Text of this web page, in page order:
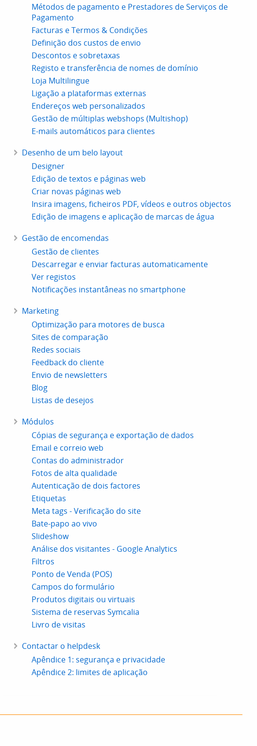
Métodos de pagamento e Prestadores de Serviços de
Pagamento
Facturas e Termos & Condições
Definição dos custos de envio
Descontos e sobretaxas
Registo e transferência de nomes de domínio
Loja Multilingue
Ligação a plataformas externas
Endereços web personalizados
Gestão de múltiplas webshops (Multishop)
E-mails automáticos para clientes
Desenho de um belo layout
Designer
Edição de textos e páginas web
Criar novas páginas web
Insira imagens, ficheiros PDF, vídeos e outros objectos
Edição de imagens e aplicação de marcas de água
Gestão de encomendas
Gestão de clientes
Descarregar e enviar facturas automaticamente
Ver registos
Notificações instantâneas no smartphone
Marketing
Optimização para motores de busca
Sites de comparação
Redes sociais
Feedback do cliente
Envio de newsletters
Blog
Listas de desejos
Módulos
Cópias de segurança e exportação de dados
Email e correio web
Contas do administrador
Fotos de alta qualidade
Autenticação de dois factores
Etiquetas
Meta tags - Verificação do site
Bate-papo ao vivo
Slideshow
Análise dos visitantes - Google Analytics
Filtros
Ponto de Venda (POS)
Campos do formulário
Produtos digitais ou virtuais
Sistema de reservas Symcalia
Livro de visitas
Contactar o helpdesk
Apêndice 1: segurança e privacidade
Apêndice 2: limites de aplicação